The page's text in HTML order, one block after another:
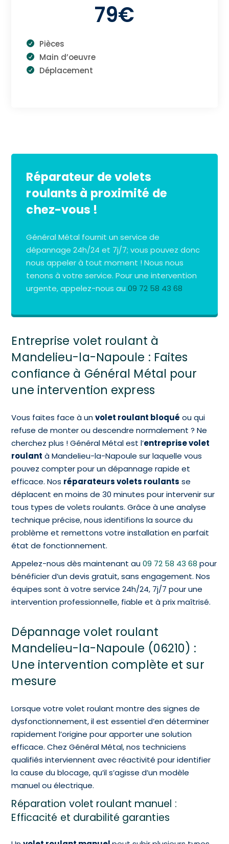
79€
Pièces
Main d’oeuvre
Déplacement
Réparateur de volets
roulants à proximité de
chez-vous !
Général Métal fournit un service de
dépannage 24h/24 et 7j/7; vous pouvez donc
nous appeler à tout moment ! Nous nous
tenons à votre service. Pour une intervention
urgente, appelez-nous au09 72 58 43 68
Entreprise volet roulant à
Mandelieu-la-Napoule : Faites
confiance à Général Métal pour
une intervention express
Vous faites face à unvolet roulant bloqué ou qui
refuse de monter ou descendre normalement ? Ne
cherchez plus ! Général Métal est l’entreprise volet
roulant à Mandelieu-la-Napoule sur laquelle vous
pouvez compter pour un dépannage rapide et
efficace. Nos réparateurs volets roulants se
déplacent en moins de 30 minutes pour intervenir sur
tous types de volets roulants. Grâce à une analyse
technique précise, nous identifions la source du
problème et remettons votre installation en parfait
état de fonctionnement.
Appelez-nous dès maintenant au09 72 58 43 68 pour
bénéficier d’un devis gratuit, sans engagement. Nos
équipes sont à votre service 24h/24, 7j/7 pour une
intervention professionnelle, fiable et à prix maîtrisé.
Dépannage volet roulant
Mandelieu-la-Napoule (06210) :
Une intervention complète et sur
mesure
Lorsque votre volet roulant montre des signes de
dysfonctionnement, il est essentiel d’en déterminer
rapidement l’origine pour apporter une solution
efficace. Chez Général Métal, nos techniciens
qualifiés interviennent avec réactivité pour identifier
la cause du blocage, qu’il s’agisse d’un modèle
manuel ou électrique.
Réparation volet roulant manuel :
Efficacité et durabilité garanties